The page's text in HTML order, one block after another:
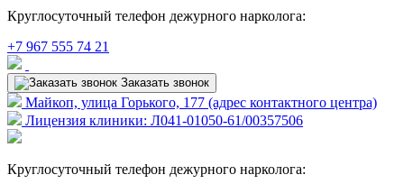
Круглосуточный телефон дежурного нарколога:
+7 967 555 74 21
Заказать звонок
Майкоп, улица Горького, 177 (адрес контактного центра)
Лицензия клиники: Л041-01050-61/00357506
Круглосуточный телефон дежурного нарколога: